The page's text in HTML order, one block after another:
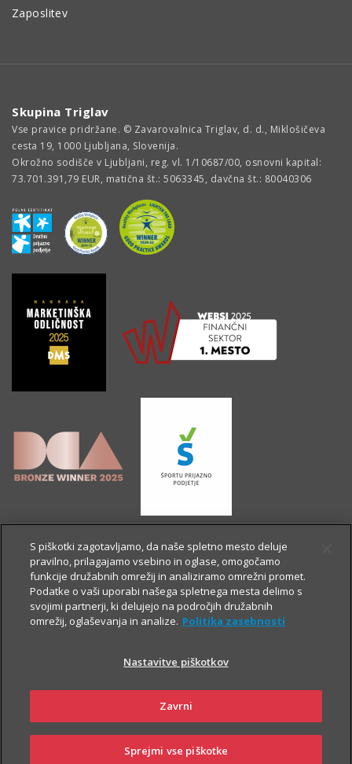
Zaposlitev
Skupina Triglav
Vse pravice pridržane. © Zavarovalnica Triglav, d. d., Miklošičeva
cesta 19, 1000 Ljubljana, Slovenija.
Okrožno sodišče v Ljubljani, reg. vl. 1/10687/00, osnovni kapital:
73.701.391,79 EUR, matična št.: 5063345, davčna št.: 80040306
OSTALE STRANI
S piškotki zagotavljamo, da naše spletno mesto deluje
pravilno, prilagajamo vsebino in oglase, omogočamo
funkcije družabnih omrežij in analiziramo omrežni promet.
Podatke o vaši uporabi našega spletnega mesta delimo s
svojimi partnerji, ki delujejo na področjih družabnih
omrežij, oglaševanja in analize. Politika zasebnosti
Nastavitve piškotkov
Zavrni
Sprejmi vse piškotke